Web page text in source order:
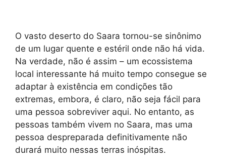
O vasto deserto do Saara tornou-se sinônimo
de um lugar quente e estéril onde não há vida.
Na verdade, não é assim – um ecossistema
local interessante há muito tempo consegue se
adaptar à existência em condições tão
extremas, embora, é claro, não seja fácil para
uma pessoa sobreviver aqui. No entanto, as
pessoas também vivem no Saara, mas uma
pessoa despreparada definitivamente não
durará muito nessas terras inóspitas.